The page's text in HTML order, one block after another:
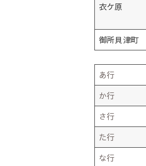
衣ケ原
御所貝津町
あ行
か行
さ行
た行
な行